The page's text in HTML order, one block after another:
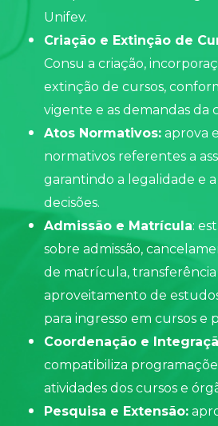
Unifev.
Criação e Extinção de
Consu a criação,
extinção de cursos,
vigente e as demandas da
Atos Normativos: aprova
normativos referentes a
garantindo a legalidade e
decisões.
Admissão e Matrícula:
sobre admissão,
de matrícula,
aproveitamento de
para ingresso em cursos e
Coordenação e
compatibiliza
atividades dos cursos e
Pesquisa e Extensão: